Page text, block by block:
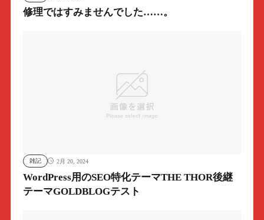
修理ではすみませんでした……。
雑記 2月 20, 2024
WordPress用のSEO特化テーマTHE THOR後継
テーマGOLDBLOGテスト